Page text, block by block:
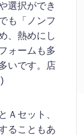
選択ができ
も「ノンフ
、熱めにし
ォームも多
いです。店
Ａセット、
ることもあ